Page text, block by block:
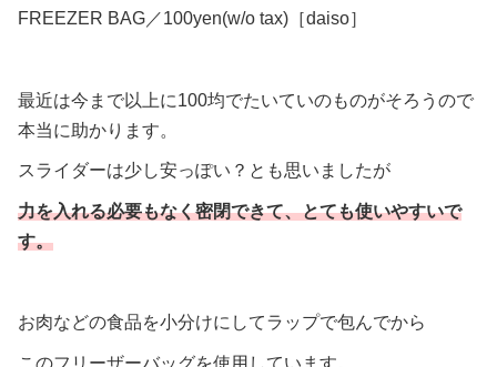
FREEZER BAG／100yen(w/o tax)［daiso］
最近は今まで以上に100均でたいていのものがそろうので
本当に助かります。
スライダーは少し安っぽい？とも思いましたが
力を入れる必要もなく密閉できて、とても使いやすいで
す。
お肉などの食品を小分けにしてラップで包んでから
このフリーザーバッグを使用しています。